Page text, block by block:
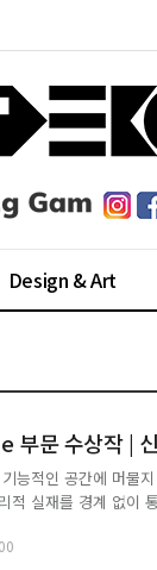
Design & Art
능적인 공간에 머물
적 실재를 경계 없이
트(이하신한은행 ...